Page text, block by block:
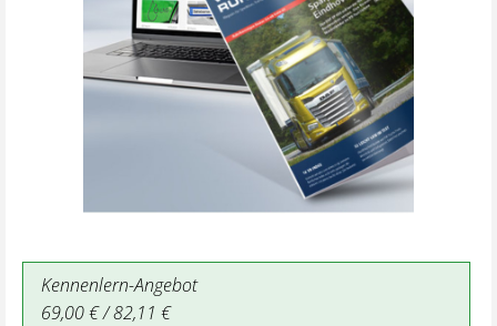
Kennenlern-Angebot
69,00 € / 82,11 €